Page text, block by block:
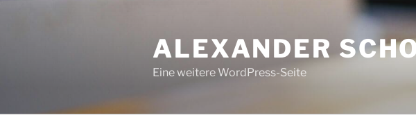
ALEXANDER
Eine weitere WordPress-Seite